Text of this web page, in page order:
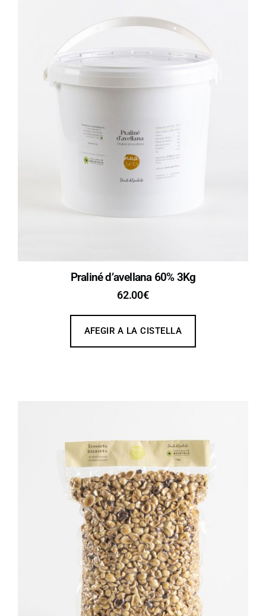
Praliné d’avellana 60% 3Kg
62.00€
AFEGIR A LA CISTELLA